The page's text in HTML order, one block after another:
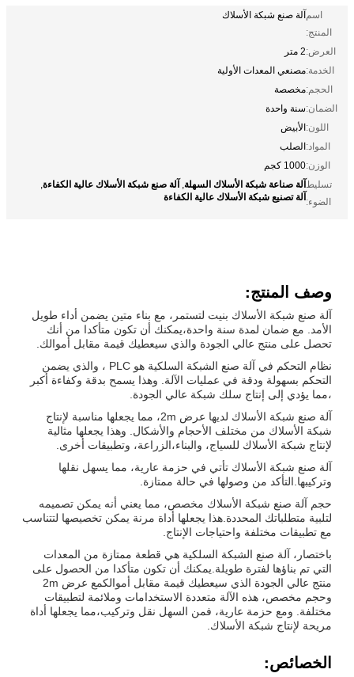
اسم
المنتج:
آلة صنع شبكة الأسلاك
العرض:2 متر
الخدمة:مصنعي المعدات الأولية
الحجم:مخصصة
الضمان:سنة واحدة
اللون:الأبيض
المواد:الصلب
الوزن:1000 كجم
تسليط
الضوء:
آلة صناعة شبكة الأسلاك السهلة, آلة صنع شبكة الأسلاك عالية الكفاءة,
آلة تصنيع شبكة الأسلاك عالية الكفاءة
وصف المنتج:
آلة صنع شبكة الأسلاك بنيت لتستمر، مع بناء متين يضمن أداء طويل
الأمد. مع ضمان لمدة سنة واحدة،يمكنك أن تكون متأكدا من أنك
تحصل على منتج عالي الجودة والذي سيعطيك قيمة مقابل أموالك.
نظام التحكم في آلة صنع الشبكة السلكية هو PLC ، والذي يضمن
التحكم بسهولة ودقة في عمليات الآلة. وهذا يسمح بدقة وكفاءة أكبر
،مما يؤدي إلى إنتاج سلك شبكة عالي الجودة.
آلة صنع شبكة الأسلاك لديها عرض 2m، مما يجعلها مناسبة لإنتاج
شبكة الأسلاك من مختلف الأحجام والأشكال. وهذا يجعلها مثالية
لإنتاج شبكة الأسلاك للسياج، والبناء،الزراعة، وتطبيقات أخرى.
آلة صنع شبكة الأسلاك تأتي في حزمة عارية، مما يسهل نقلها
وتركيبها.التأكد من وصولها في حالة ممتازة.
حجم آلة صنع شبكة الأسلاك مخصص، مما يعني أنه يمكن تصميمه
لتلبية متطلباتك المحددة.هذا يجعلها أداة مرنة يمكن تخصيصها لتتناسب
مع تطبيقات مختلفة واحتياجات الإنتاج.
باختصار، آلة صنع الشبكة السلكية هي قطعة ممتازة من المعدات
التي تم بناؤها لفترة طويلة.يمكنك أن تكون متأكدا من الحصول على
منتج عالي الجودة الذي سيعطيك قيمة مقابل أموالكمع عرض 2m
وحجم مخصص، هذه الآلة متعددة الاستخدامات وملائمة لتطبيقات
مختلفة. ومع حزمة عارية، فمن السهل نقل وتركيب،مما يجعلها أداة
مريحة لإنتاج شبكة الأسلاك.
الخصائص: